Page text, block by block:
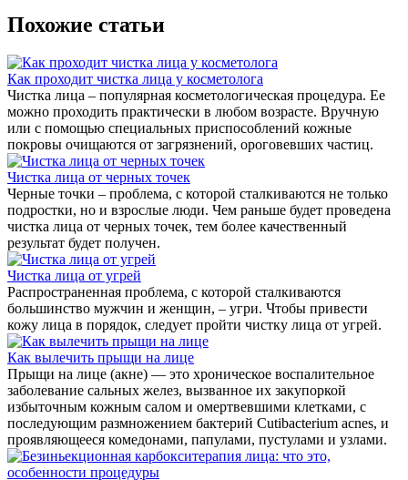
Похожие статьи
Как проходит чистка лица у косметолога
Чистка лица – популярная косметологическая процедура. Ее
можно проходить практически в любом возрасте. Вручную
или с помощью специальных приспособлений кожные
покровы очищаются от загрязнений, ороговевших частиц.
Чистка лица от черных точек
Черные точки – проблема, с которой сталкиваются не только
подростки, но и взрослые люди. Чем раньше будет проведена
чистка лица от черных точек, тем более качественный
результат будет получен.
Чистка лица от угрей
Распространенная проблема, с которой сталкиваются
большинство мужчин и женщин, – угри. Чтобы привести
кожу лица в порядок, следует пройти чистку лица от угрей.
Как вылечить прыщи на лице
Прыщи на лице (акне) — это хроническое воспалительное
заболевание сальных желез, вызванное их закупоркой
избыточным кожным салом и омертвевшими клетками, с
последующим размножением бактерий Cutibacterium acnes, и
проявляющееся комедонами, папулами, пустулами и узлами.